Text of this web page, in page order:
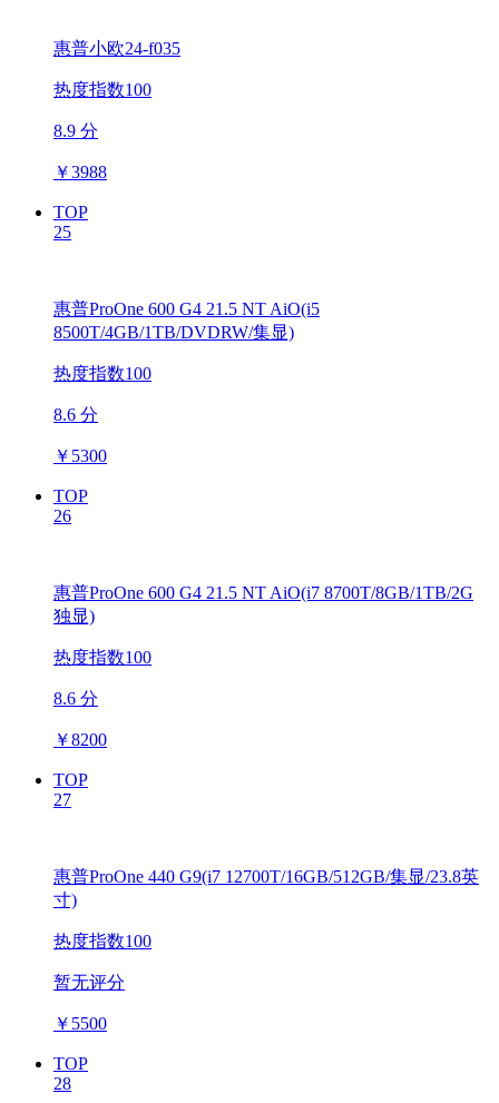
惠普小欧24-f035
热度指数100
8.9 分
￥3988
TOP
25
惠普ProOne 600 G4 21.5 NT AiO(i5
8500T/4GB/1TB/DVDRW/集显)
热度指数100
8.6 分
￥ 5300
TOP
26
惠普ProOne 600 G4 21.5 NT AiO(i7 8700T/8GB/1TB/2G
独显)
热度指数100
8.6 分
￥8200
TOP
27
惠普ProOne 440 G9(i7 12700T/16GB/512GB/集显/23.8英
寸)
热度指数100
暂无评分
￥ 5500
TOP
28